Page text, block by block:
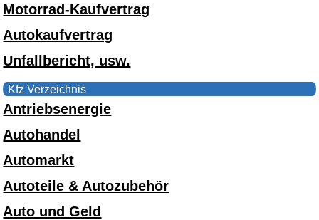
Motorrad-Kaufvertrag
Autokaufvertrag
Unfallbericht, usw.
Kfz Verzeichnis
Antriebsenergie
Autohandel
Automarkt
Autoteile & Autozubehör
Auto und Geld